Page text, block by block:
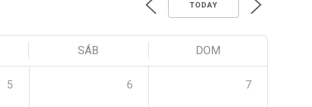
TODAY
SÁB DOM
5 6 7